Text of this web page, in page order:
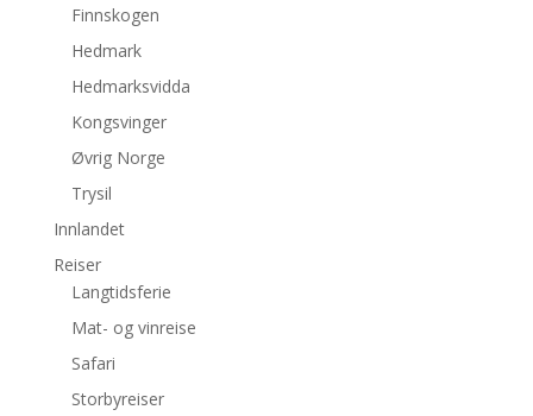
Finnskogen
Hedmark
Hedmarksvidda
Kongsvinger
Øvrig Norge
Trysil
Innlandet
Reiser
Langtidsferie
Mat- og vinreise
Safari
Storbyreiser